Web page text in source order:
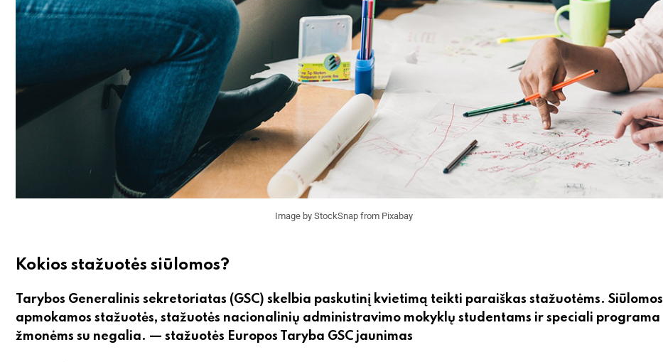
Image by StockSnap from Pixabay
Kokios stažuotės siūlomos?
Tarybos Generalinis sekretoriatas (GSC) skelbia paskutinį kvietimą teikti paraiškas stažuotėms. Siūlomos
apmokamos stažuotės, stažuotės nacionalinių administravimo mokyklų studentams ir speciali programa
žmonėms su negalia. — stažuotės Europos Taryba GSC jaunimas